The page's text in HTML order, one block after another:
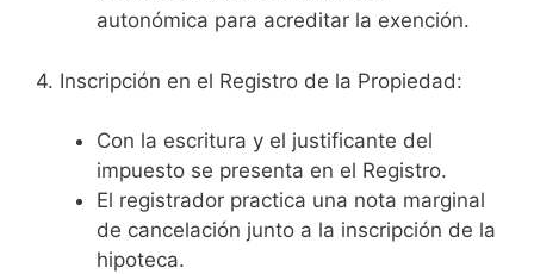
autonómica para acreditar la exención.
4. Inscripción en el Registro de la Propiedad:
Con la escritura y el justificante del
impuesto se presenta en el Registro.
El registrador practica una nota marginal
de cancelación junto a la inscripción de la
hipoteca.